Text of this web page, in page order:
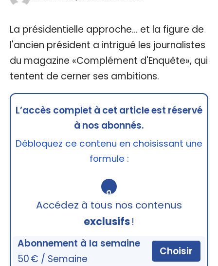
La présidentielle approche... et la figure de
l'ancien président a intrigué les journalistes
du magazine «Complément d'Enquête», qui
tentent de cerner ses ambitions.
L’accès complet à cet article est réservé
à nos abonnés.
Débloquez ce contenu en choisissant une
formule :
🔒
Accédez à tous nos contenus
exclusifs!
Abonnement à la semaine
50 € / Semaine
Choisir